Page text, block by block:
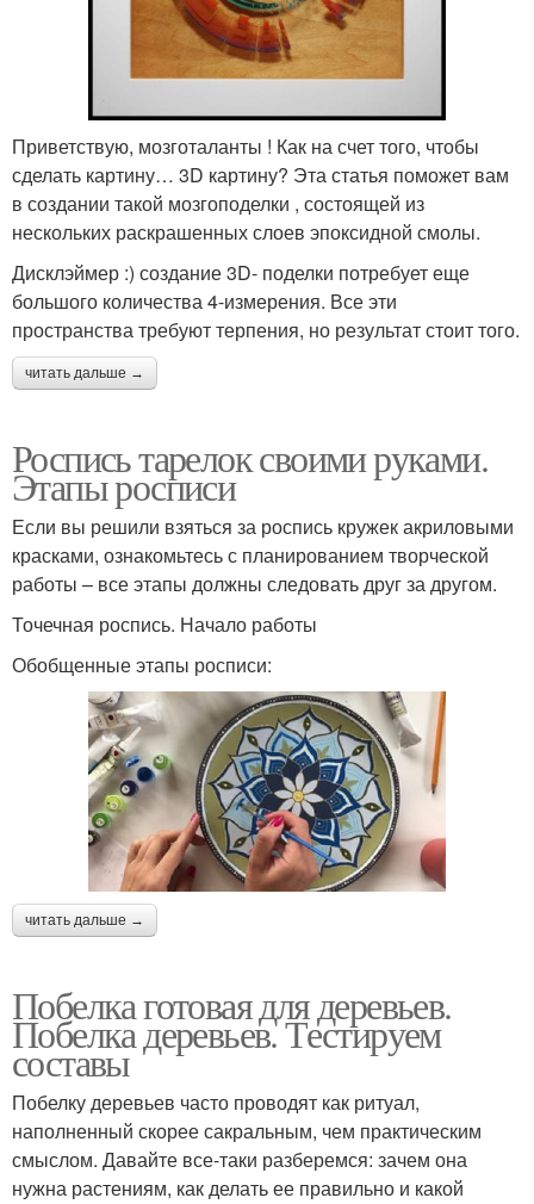
Приветствую, мозготаланты ! Как на счет того, чтобы
сделать картину… 3D картину? Эта статья поможет вам
в создании такой мозгоподелки , состоящей из
нескольких раскрашенных слоев эпоксидной смолы.
Дисклэймер :) создание 3D- поделки потребует еще
большого количества 4-измерения. Все эти
пространства требуют терпения, но результат стоит того.
читать дальше →
Роспись тарелок своими руками.
Этапы росписи
Если вы решили взяться за роспись кружек акриловыми
красками, ознакомьтесь с планированием творческой
работы – все этапы должны следовать друг за другом.
Точечная роспись. Начало работы
Обобщенные этапы росписи:
читать дальше →
Побелка готовая для деревьев.
Побелка деревьев. Тестируем
составы
Побелку деревьев часто проводят как ритуал,
наполненный скорее сакральным, чем практическим
смыслом. Давайте все-таки разберемся: зачем она
нужна растениям, как делать ее правильно и какой